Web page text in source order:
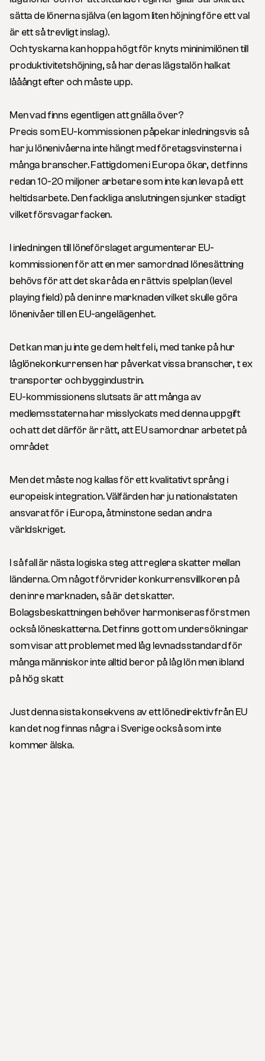
sätta de lönerna själva (en lagom liten höjning före ett val
är ett så trevligt inslag).
Och tyskarna kan hoppa högt för knyts mininimilönen till
produktivitetshöjning, så har deras lägstalön halkat
lååångt efter och måste upp.
Men vad finns egentligen att gnälla över?
Precis som EU-kommissionen påpekar inledningsvis så
har ju lönenivåerna inte hängt med företagsvinsterna i
många branscher. Fattigdomen i Europa ökar, det finns
redan 10-20 miljoner arbetare som inte kan leva på ett
heltidsarbete. Den fackliga anslutningen sjunker stadigt
vilket försvagar facken.
I inledningen till löneförslaget argumenterar EU-
kommissionen för att en mer samordnad lönesättning
behövs för att det ska råda en rättvis spelplan (level
playing field) på den inre marknaden vilket skulle göra
lönenivåer till en EU-angelägenhet.
Det kan man ju inte ge dem helt fel i, med tanke på hur
låglönekonkurrensen har påverkat vissa branscher, t ex
transporter och byggindustrin.
EU-kommissionens slutsats är att många av
medlemsstaterna har misslyckats med denna uppgift
och att det därför är rätt, att EU samordnar arbetet på
området
Men det måste nog kallas för ett kvalitativt språng i
europeisk integration. Välfärden har ju nationalstaten
ansvarat för i Europa, åtminstone sedan andra
världskriget.
I så fall är nästa logiska steg att reglera skatter mellan
länderna. Om något förvrider konkurrensvillkoren på
den inre marknaden, så är det skatter.
Bolagsbeskattningen behöver harmoniseras först men
också löneskatterna. Det finns gott om undersökningar
som visar att problemet med låg levnadsstandard för
många människor inte alltid beror på låg lön men ibland
på hög skatt
Just denna sista konsekvens av ett lönedirektiv från EU
kan det nog finnas några i Sverige också som inte
kommer älska.